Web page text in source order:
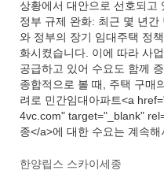
상황에서 대안으로 선호되고
정부 규제 완화: 최근 몇 년
와 정부의 장기 임대주택 정
화시켰습니다. 이에 따라 사
공급하고 있어 수요도 함께
종합적으로 볼 때, 주택 구매
려로 민간임대아파트<a
4vc.com" target="_blank"
종</a>에 대한 수요는 계속
한양립스 스카이세종